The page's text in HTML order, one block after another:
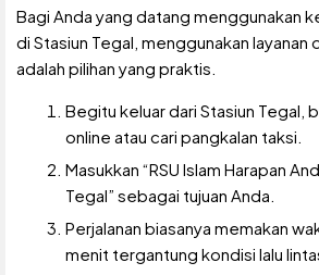
Bagi Anda yang datang menggunakan
di Stasiun Tegal, menggunakan layanan
adalah pilihan yang praktis.
Begitu keluar dari Stasiun Tegal,
online atau cari pangkalan taksi.
Masukkan “RSU Islam Harapan
Tegal” sebagai tujuan Anda.
Perjalanan biasanya memakan
menit tergantung kondisi lalu